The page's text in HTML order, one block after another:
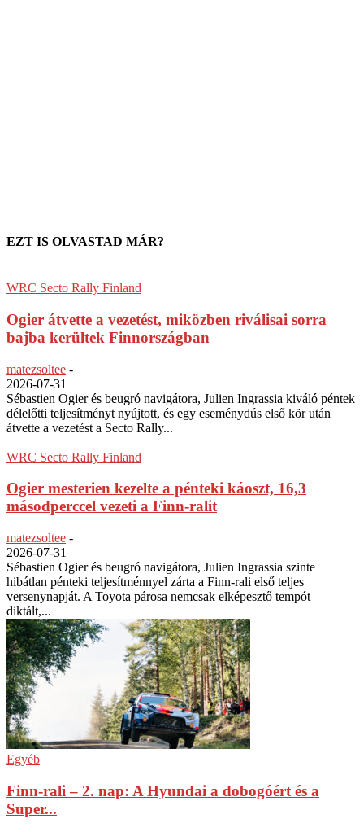
EZT IS OLVASTAD MÁR?
WRC Secto Rally Finland
Ogier átvette a vezetést, miközben riválisai sorra
bajba kerültek Finnországban
matezsoltee -
2026-07-31
Sébastien Ogier és beugró navigátora, Julien Ingrassia kiváló péntek
délelőtti teljesítményt nyújtott, és egy eseménydús első kör után
átvette a vezetést a Secto Rally...
WRC Secto Rally Finland
Ogier mesterien kezelte a pénteki káoszt, 16,3
másodperccel vezeti a Finn-ralit
matezsoltee -
2026-07-31
Sébastien Ogier és beugró navigátora, Julien Ingrassia szinte
hibátlan pénteki teljesítménnyel zárta a Finn-rali első teljes
versenynapját. A Toyota párosa nemcsak elképesztő tempót
diktált,...
Egyéb
Finn-rali – 2. nap: A Hyundai a dobogóért és a
Super...